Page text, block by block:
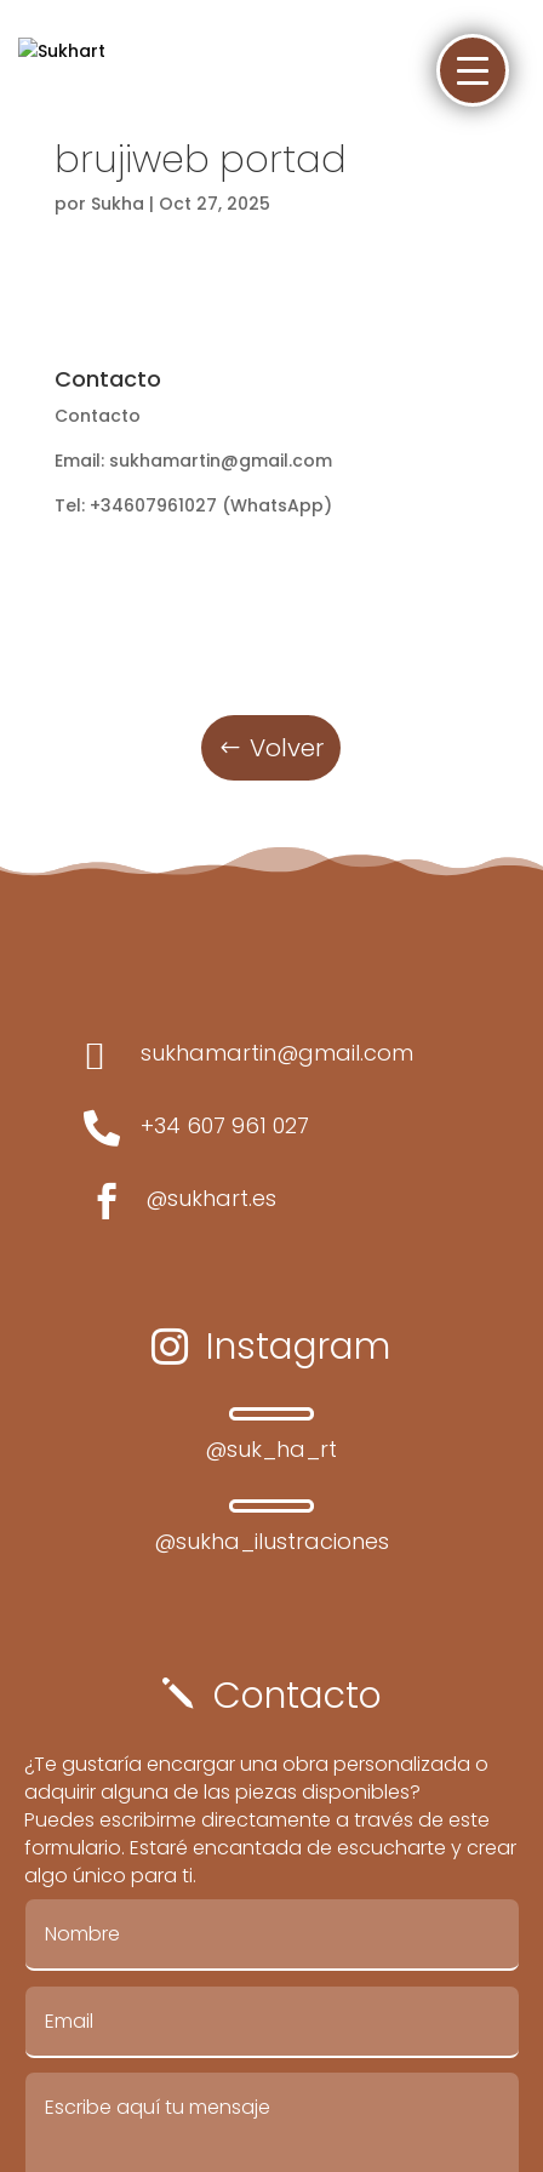
brujiweb portad
por Sukha | Oct 27, 2025
Contacto
Contacto
Email: sukhamartin@gmail.com
Tel: +34607961027 (WhatsApp)
Volver
 sukhamartin@gmail.com
 +34 607 961 027
 @sukhart.es
 Instagram
@suk_ha_rt
@sukha_ilustraciones
j Contacto
¿Te gustaría encargar una obra personalizada o
adquirir alguna de las piezas disponibles?
Puedes escribirme directamente a través de este
formulario. Estaré encantada de escucharte y crear
algo único para ti.